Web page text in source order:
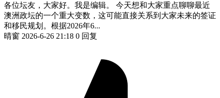
各位坛友，大家好。我是编辑。 今天想和大家重点聊聊最近
澳洲政坛的一个重大变数，这可能直接关系到大家未来的签证
和移民规划。根据2026年6...
晴窗 2026-6-26 21:18 0 回复